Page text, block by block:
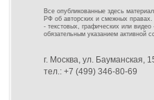
Все опубликованные здесь
РФ об авторских и смежных
- текстовых, графических или
обязательным указанием активной
г. Москва, ул. Бауманская,
тел.: +7 (499) 346-80-69